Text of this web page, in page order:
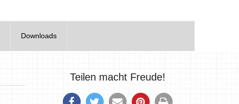
Downloads
Teilen macht Freude!